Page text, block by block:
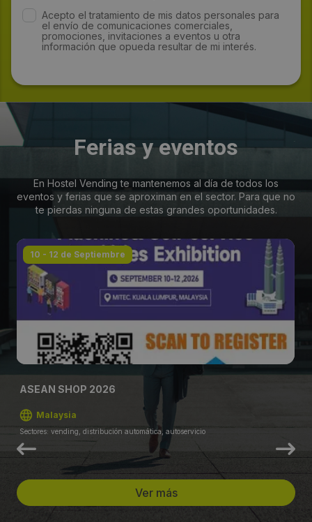
Acepto el tratamiento de mis datos personales para
el envío de comunicaciones comerciales,
promociones, invitaciones a eventos u otra
información que opueda resultar de mi interés.
Ferias y eventos
En Hostel Vending te mantenemos al día de todos los
eventos y ferias que se aproximan en el sector. Para que no
te pierdas ninguna de estas grandes oportunidades.
10 - 12 de Septiembre
ASEAN SHOP 2026
Malaysia
Sectores: vending, distribución automática, autoservicio
Ver más